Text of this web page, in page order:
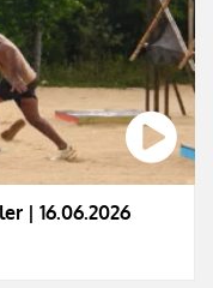
| 16.06.2026